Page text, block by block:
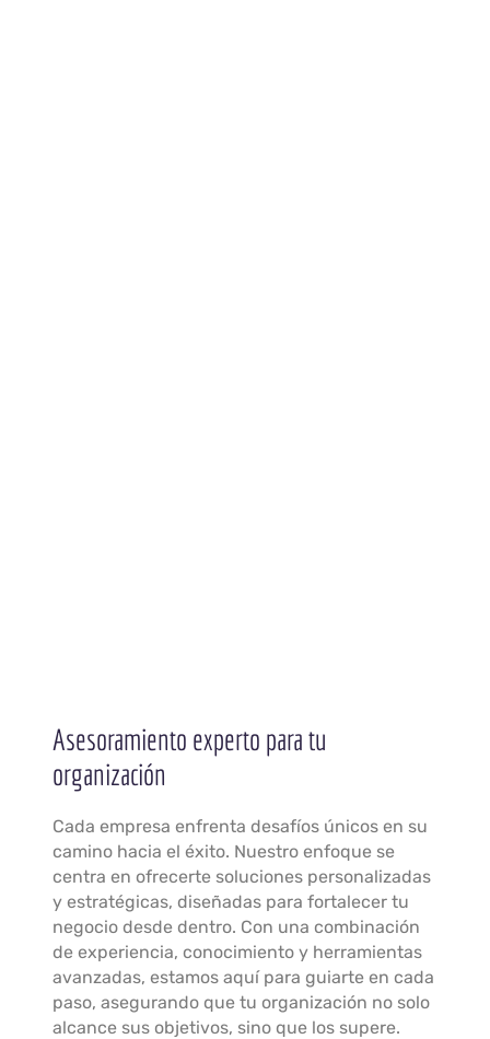
Asesoramiento experto para tu
organización
Cada empresa enfrenta desafíos únicos en su
camino hacia el éxito. Nuestro enfoque se
centra en ofrecerte soluciones personalizadas
y estratégicas, diseñadas para fortalecer tu
negocio desde dentro. Con una combinación
de experiencia, conocimiento y herramientas
avanzadas, estamos aquí para guiarte en cada
paso, asegurando que tu organización no solo
alcance sus objetivos, sino que los supere.